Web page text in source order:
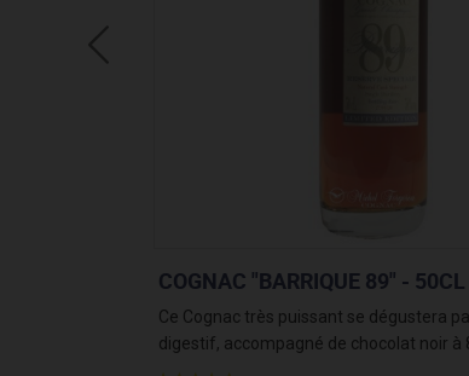
COGNAC "BARRIQUE 88" - 50CL
Pour les amateurs pâte de fruit ...